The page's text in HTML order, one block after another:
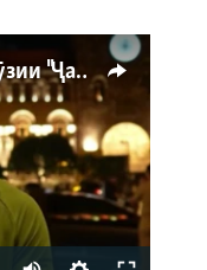
Ҳаводории арманиҳо аз пирӯзии "Ҷаллод"-и тоҷик